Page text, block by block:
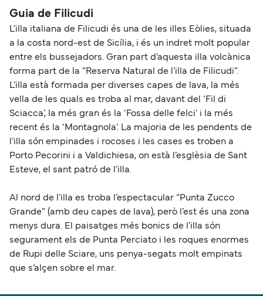
Guia de Filicudi
L’illa italiana de Filicudi és una de les illes Eòlies, situada
a la costa nord-est de Sicília, i és un indret molt popular
entre els bussejadors. Gran part d’aquesta illa volcànica
forma part de la “Reserva Natural de l’illa de Filicudi”.
L’illa està formada per diverses capes de lava, la més
vella de les quals es troba al mar, davant del ‘Fil di
Sciacca’, la més gran és la ‘Fossa delle felci’ i la més
recent és la ‘Montagnola’. La majoria de les pendents de
l’illa són empinades i rocoses i les cases es troben a
Porto Pecorini i a Valdichiesa, on està l’esglèsia de Sant
Esteve, el sant patró de l’illa.
Al nord de l’illa es troba l’espectacular “Punta Zucco
Grande” (amb deu capes de lava), però l’est és una zona
menys dura. El paisatges més bonics de l’illa són
segurament els de Punta Perciato i les roques enormes
de Rupi delle Sciare, uns penya-segats molt empinats
que s’alçen sobre el mar.